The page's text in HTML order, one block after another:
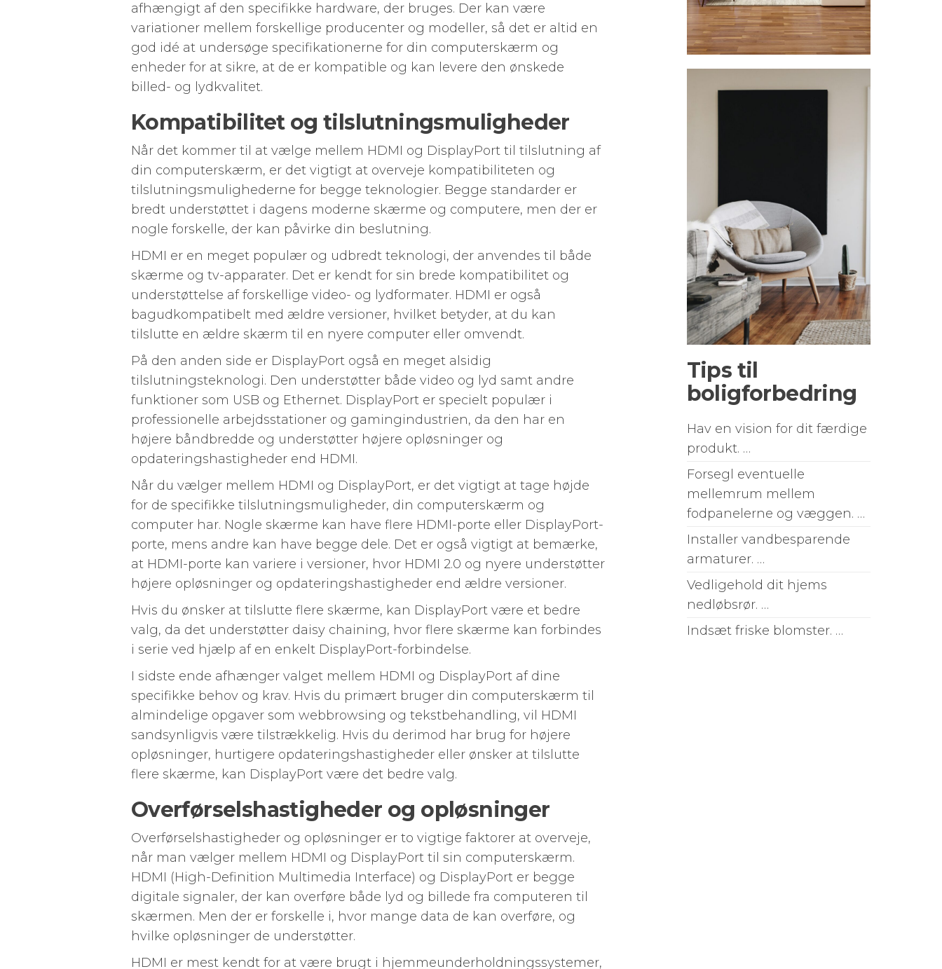
afhængigt af den specifikke hardware, der bruges. Der kan være
variationer mellem forskellige producenter og modeller, så det er altid en
god idé at undersøge specifikationerne for din computerskærm og
enheder for at sikre, at de er kompatible og kan levere den ønskede
billed- og lydkvalitet.
Kompatibilitet og tilslutningsmuligheder
Når det kommer til at vælge mellem HDMI og DisplayPort til tilslutning af
din computerskærm, er det vigtigt at overveje kompatibiliteten og
tilslutningsmulighederne for begge teknologier. Begge standarder er
bredt understøttet i dagens moderne skærme og computere, men der er
nogle forskelle, der kan påvirke din beslutning.
HDMI er en meget populær og udbredt teknologi, der anvendes til både
skærme og tv-apparater. Det er kendt for sin brede kompatibilitet og
understøttelse af forskellige video- og lydformater. HDMI er også
bagudkompatibelt med ældre versioner, hvilket betyder, at du kan
tilslutte en ældre skærm til en nyere computer eller omvendt.
På den anden side er DisplayPort også en meget alsidig
tilslutningsteknologi. Den understøtter både video og lyd samt andre
funktioner som USB og Ethernet. DisplayPort er specielt populær i
professionelle arbejdsstationer og gamingindustrien, da den har en
højere båndbredde og understøtter højere opløsninger og
opdateringshastigheder end HDMI.
Når du vælger mellem HDMI og DisplayPort, er det vigtigt at tage højde
for de specifikke tilslutningsmuligheder, din computerskærm og
computer har. Nogle skærme kan have flere HDMI-porte eller DisplayPort-
porte, mens andre kan have begge dele. Det er også vigtigt at bemærke,
at HDMI-porte kan variere i versioner, hvor HDMI 2.0 og nyere understøtter
højere opløsninger og opdateringshastigheder end ældre versioner.
Hvis du ønsker at tilslutte flere skærme, kan DisplayPort være et bedre
valg, da det understøtter daisy chaining, hvor flere skærme kan forbindes
i serie ved hjælp af en enkelt DisplayPort-forbindelse.
I sidste ende afhænger valget mellem HDMI og DisplayPort af dine
specifikke behov og krav. Hvis du primært bruger din computerskærm til
almindelige opgaver som webbrowsing og tekstbehandling, vil HDMI
sandsynligvis være tilstrækkelig. Hvis du derimod har brug for højere
opløsninger, hurtigere opdateringshastigheder eller ønsker at tilslutte
flere skærme, kan DisplayPort være det bedre valg.
Overførselshastigheder og opløsninger
Overførselshastigheder og opløsninger er to vigtige faktorer at overveje,
når man vælger mellem HDMI og DisplayPort til sin computerskærm.
HDMI (High-Definition Multimedia Interface) og DisplayPort er begge
digitale signaler, der kan overføre både lyd og billede fra computeren til
skærmen. Men der er forskelle i, hvor mange data de kan overføre, og
hvilke opløsninger de understøtter.
HDMI er mest kendt for at være brugt i hjemmeunderholdningssystemer,
Tips til
boligforbedring
Hav en vision for dit færdige
produkt. …
Forsegl eventuelle
mellemrum mellem
fodpanelerne og væggen. …
Installer vandbesparende
armaturer. …
Vedligehold dit hjems
nedløbsrør. …
Indsæt friske blomster. …